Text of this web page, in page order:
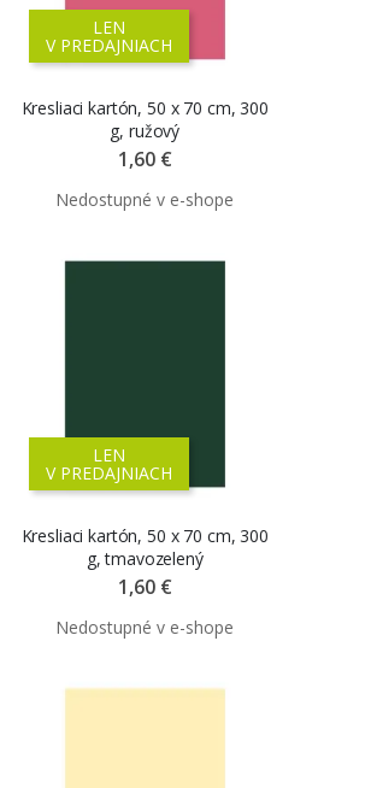
LEN
V PREDAJNIACH
Kresliaci kartón, 50 x 70 cm, 300
g, ružový
1,60 €
LEN
V PREDAJNIACH
Kresliaci kartón, 50 x 70 cm, 300
g, tmavozelený
1,60 €